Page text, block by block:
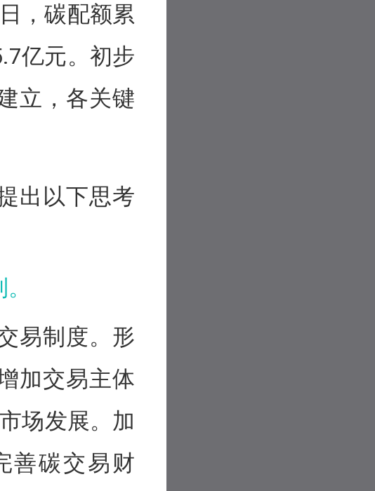
，碳配额累
亿元。初步
立，各关键
出以下思考
易制度。形
加交易主体
场发展。加
善碳交易财